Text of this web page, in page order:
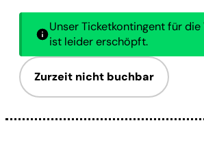
Unser Ticketkontingent für
ist leider erschöpft.
Zurzeit nicht buchbar